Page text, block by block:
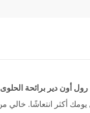
رول أون دير برائحة الحلوى